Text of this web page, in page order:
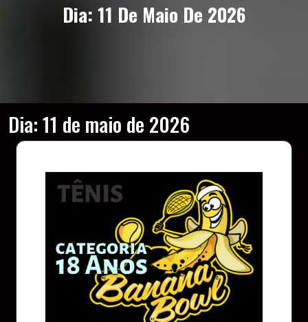
Dia: 11 De Maio De 2026
Dia:11 de maio de 2026